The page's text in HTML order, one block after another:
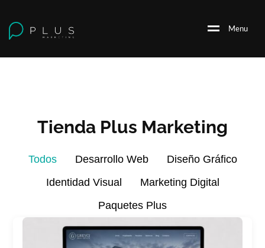
Menu
Tienda Plus Marketing
Desarrollo Web
Diseño Gráfico
Identidad Visual
Marketing Digital
Paquetes Plus
Todos